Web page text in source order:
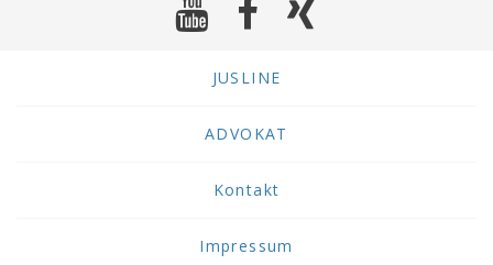
JUSLINE
ADVOKAT
Kontakt
Impressum